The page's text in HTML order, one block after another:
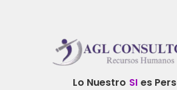
Lo Nuestro SI es